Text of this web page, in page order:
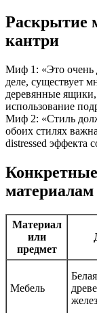
Раскрытие
кантри
Миф 1: «Это очень
деле, существует
деревянные
использование
Миф 2: «Стиль
обоих стилях
distressed эффекта
материалам
Материал
или
предмет
Мебель